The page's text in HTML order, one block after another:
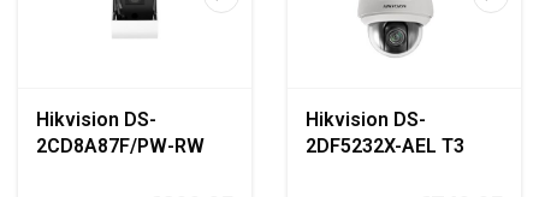
Hikvision DS-
2CD8A87F/PW-RW
Hikvision DS-
2DF5232X-AEL T3